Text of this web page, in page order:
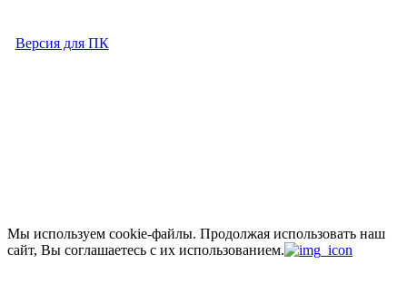
Версия для ПК
Мы используем cookie-файлы. Продолжая использовать наш
сайт, Вы соглашаетесь с их использованием.